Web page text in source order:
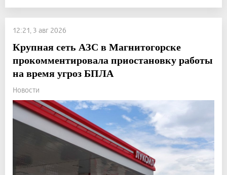
12:21, 3 авг 2026
Крупная сеть АЗС в Магнитогорске
прокомментировала приостановку работы
на время угроз БПЛА
Новости